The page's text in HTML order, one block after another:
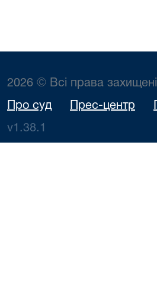
2026 © Всі права захищені
Про суд Прес-центр
v1.38.1